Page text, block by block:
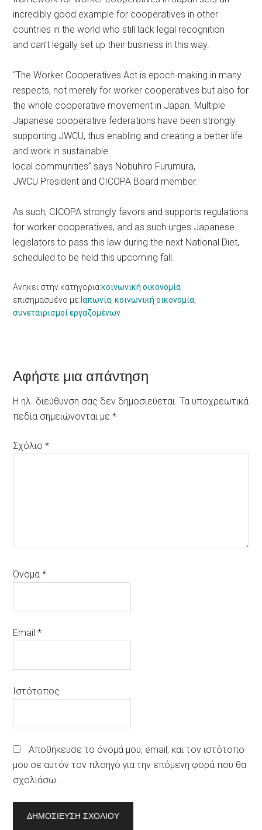
incredibly good example for cooperatives in other
countries in the world who still lack legal recognition
and can’t legally set up their business in this way.
“The Worker Cooperatives Act is epoch-making in many
respects, not merely for worker cooperatives but also for
the whole cooperative movement in Japan. Multiple
Japanese cooperative federations have been strongly
supporting JWCU, thus enabling and creating a better life
and work in sustainable
local communities” says Nobuhiro Furumura,
JWCU President and CICOPA Board member.
As such, CICOPA strongly favors and supports regulations
for worker cooperatives, and as such urges Japanese
legislators to pass this law during the next National Diet,
scheduled to be held this upcoming fall.
Ανηκει στην κατηγορια:κοινωνική οικονομία
επισημασμένο με: Ιαπωνία ,κοινωνική οικονομία
συνεταιρισμοί εργαζομένων
Reader
Interactions
Αφήστε μια απάντηση
Η ηλ. διεύθυνση σας δεν δημοσιεύεται. Τα υποχρεωτικά
πεδία σημειώνονται με*
Σχόλιο*
Όνομα*
Email*
Ιστότοπος
Αποθήκευσε το όνομά μου, email, και τον ιστότοπο
μου σε αυτόν τον πλοηγό για την επόμενη φορά που θα
σχολιάσω.